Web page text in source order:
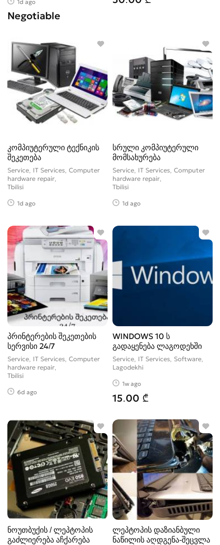
1d ago
Negotiable
კომპიუტერული ტექნიკის
შეკეთება
Service, IT Services, Computer
hardware repair
Tbilisi
1d ago
სრული კომპიუტერული
მომსახურება
Service, IT Services, Computer
hardware repair
Tbilisi
1d ago
პრინტერების შეკეთების
სერვისი 24/7
Service, IT Services, Computer
hardware repair
Tbilisi
6d ago
WINDOWS 10 ს
გადაყენება ლაგოდეხში
Service, IT Services, Software
Lagodekhi
1w ago
15.00 ₾
ნოუთბუქის / ლეპტოპის
გაძლიერება აჩქარება
ლეპტოპის დაზიანბული
ნაწილის აღდგენა-შეცვლა